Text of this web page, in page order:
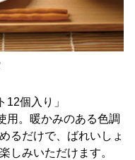
個入り」
用。暖かみのある色調
るだけで、ばれいしょ
しみいただけます。